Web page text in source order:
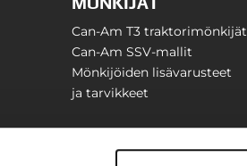
Can-Am T3 traktorimönkijät
Can-Am SSV-mallit
Mönkijöiden lisävarusteet
ja tarvikkeet